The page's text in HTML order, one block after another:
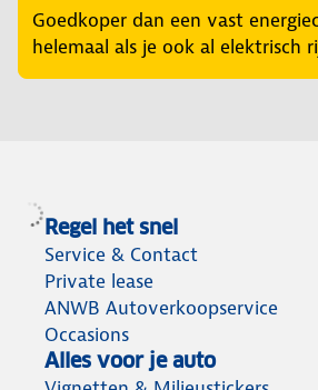
Goedkoper dan een vast
helemaal als je ook al elektrisch
Regel het snel
Service & Contact
Private lease
ANWB Autoverkoopservice
Occasions
Alles voor je auto